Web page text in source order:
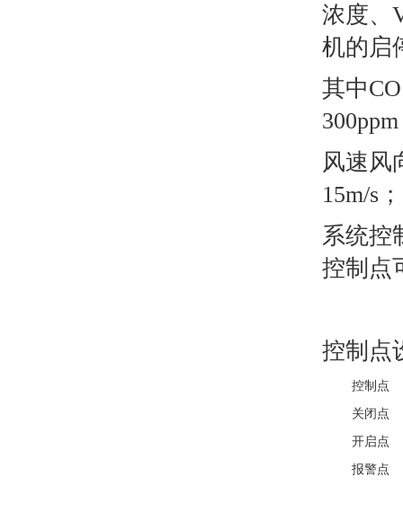
浓度、
机的启
其中
风速风
15m/s
系统控
控制点
控制点
控制点
关闭点
开启点
报警点